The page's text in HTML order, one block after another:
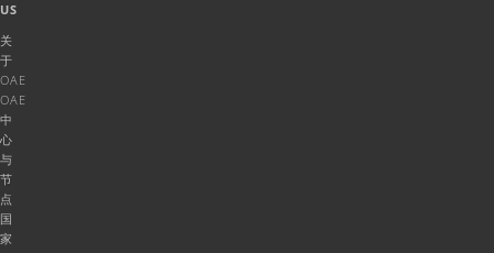
US
关
于
OAE
OAE
中
心
与
节
点
国
家